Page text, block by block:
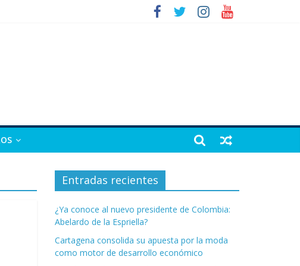
Entradas recientes
¿Ya conoce al nuevo presidente de Colombia:
Abelardo de la Espriella?
Cartagena consolida su apuesta por la moda
como motor de desarrollo económico